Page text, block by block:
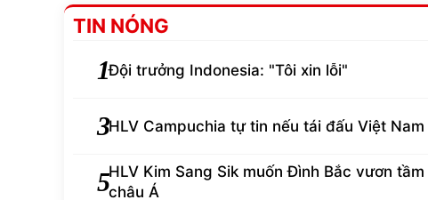
TIN NÓNG
1Đội trưởng Indonesia: "Tôi xin lỗi"
3HLV Campuchia tự tin nếu tái đấu Việt Nam
5HLV Kim Sang Sik muốn Đình Bắc vươn tầm
châu Á